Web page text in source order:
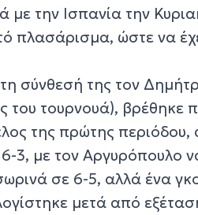
την Ισπανία την
πλασάρισμα, ώστε να
σύνθεσή της τον
του τουρνουά), βρέθηκε
της πρώτης περιόδου,
3, με τον Αργυρόπουλο
σε 6-5, αλλά ένα
μετά από